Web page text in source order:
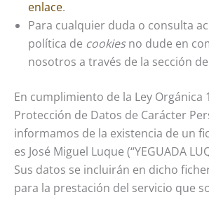
enlace.
Para cualquier duda o consulta
política de cookiesno dude en
nosotros a través de la sección
En cumplimiento de la Ley Orgánica
Protección de Datos de Carácter
informamos de la existencia de un
es José Miguel Luque (“YEGUADA
Sus datos se incluirán en dicho
para la prestación del servicio que